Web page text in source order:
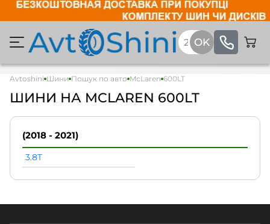
Avtoshini Шини Пошук по авто McLaren 600LT
ШИНИ НА MCLAREN 600LT
(2018 - 2021)
3.8T